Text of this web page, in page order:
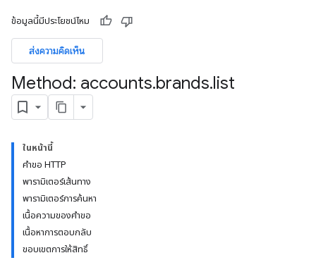
ข้อมูลนี้มีประโยชน์ไหม
ส่งความคิดเห็น
Method: accounts.brands.list
ในหน้านี้
คำขอ HTTP
พารามิเตอร์เส้นทาง
พารามิเตอร์การค้นหา
เนื้อความของคำขอ
เนื้อหาการตอบกลับ
ขอบเขตการให้สิทธิ์